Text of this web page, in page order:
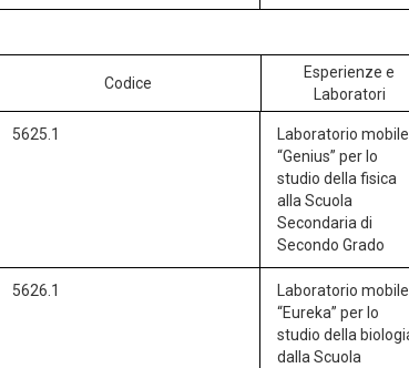
Codice
Esperienze e
Laboratori
5625.1
Laboratorio mobile
“Genius” per lo
studio della fisica
alla Scuola
Secondaria di
Secondo Grado
5626.1
Laboratorio mobile
“Eureka” per lo
studio della
dalla Scuola